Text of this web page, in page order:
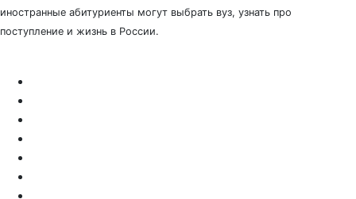
иностранные абитуриенты могут выбрать вуз, узнать про
поступление и жизнь в России.